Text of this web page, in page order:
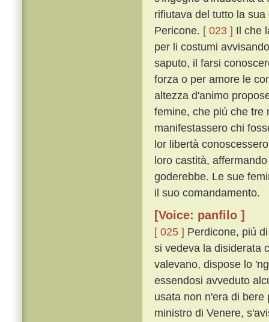
rifiutava del tutto la
Pericone. [ 023 ] Il che
per li costumi
saputo, il farsi
forza o per amore le
altezza d'animo
femine, che piú che tre
manifestassero chi
lor libertà
loro castità,
goderebbe. Le sue
il suo comandamento.
[Voice: panfilo ]
[ 025 ] Perdicone, piú
si vedeva la disiderata
valevano, dispose lo
essendosi avveduto
usata non n'era di
ministro di Venere,